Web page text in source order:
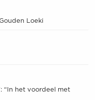
Loeki
“In het voordeel met